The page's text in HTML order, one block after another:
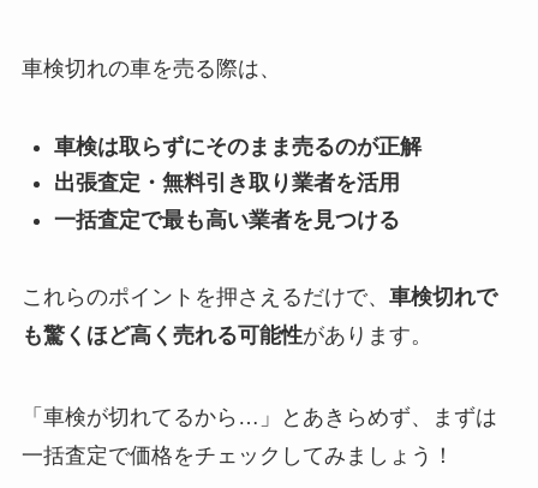
車検切れの車を売る際は、
車検は取らずにそのまま売るのが正解
出張査定・無料引き取り業者を活用
一括査定で最も高い業者を見つける
これらのポイントを押さえるだけで、 車検切れで
も驚くほど高く売れる可能性があります。
「車検が切れてるから…」とあきらめず、まずは
一括査定で価格をチェックしてみましょう！